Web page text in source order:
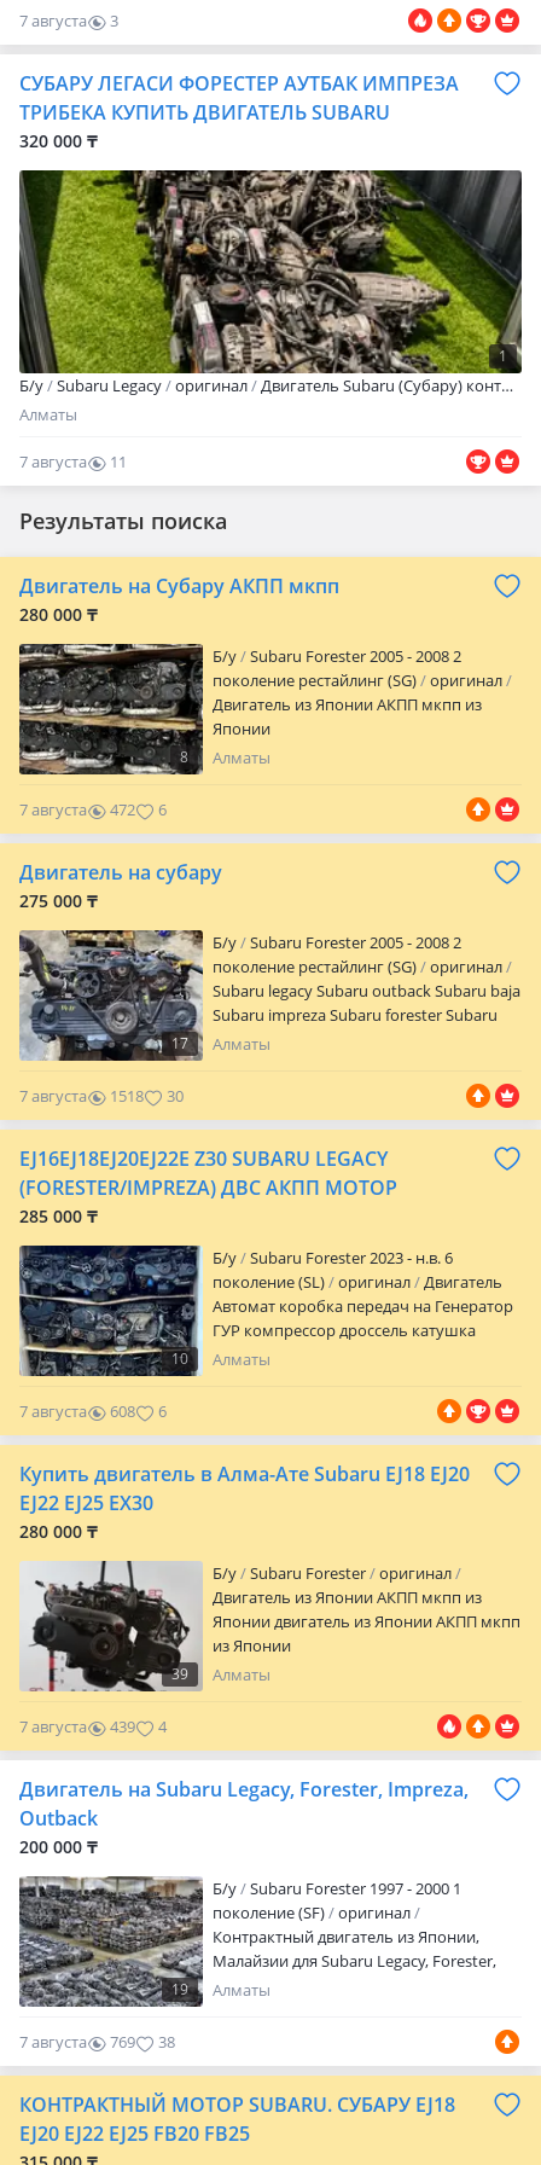
7 августа
3
0
СУБАРУ ЛЕГАСИ ФОРЕСТЕР АУТБАК ИМПРЕЗА
ТРИБЕКА КУПИТЬ ДВИГАТЕЛЬ SUBARU
320 000 ₸
1
Б/y Subaru Legacy оригинал
Двигатель Subaru (Субару) контрактный в наличии от компании RR MOTORS. Предлагаем оригинальные контрактные двигатели, привезённые из Японии и Европы. Все моторы проходят тщательную проверку перед продажей, что позволяет убедиться в их исправности и хорошем техническом состоянии. В наличии бензиновые и турбированные двигатели для различных моделей Subaru: Impreza, Legacy, Outback, Forester, XV, Crosstrek, Levorg, WRX, WRX STI, BRZ, Exiga, Tribeca, Justy, Stella, Pleo, R1, R2, Sambar, Domingo, Vivio, Leone, Alcyone, Baja и многих других. Наши специалисты помогут подобрать двигатель по VIN-коду, номеру кузова или модели автомобиля, чтобы гарантировать полную совместимость. Также в наличии навесное оборудование, автоматические и механические коробки передач, стартеры, генераторы, компрессоры кондиционера, рулевые рейки, редукторы, приводы, дроссельные заслонки, форсунки, ЭБУ, радиаторы и другие оригинальные контрактные запчасти Subaru. Мы предлагаем честные цены, профессиональную консультацию и быструю обработку заказов. Возможна отправка двигателя и других запчастей по Алматы и во все города Казахстана надёжными транспортными компаниями. Перед отправкой предоставляем фотографии и видео товара по запросу. Для удобства покупателей доступны Red, Рассрочка и другие удобные способы оплаты. Работаем как с частными клиентами, так и с автосервисами, магазинами и оптовыми покупателями. RR MOTORS надёжный поставщик контрактных двигателей и автозапчастей. Наш адрес: г. Алматы, ул. Акжайлау, 19Б. Мы ценим доверие клиентов и предлагаем только качественные оригинальные двигатели Subaru с отличным соотношением цены и качества. Большой ассортимент в наличии, регулярные поступления, оперативная отправка по всему Казахстану и индивидуальный подход к каждому клиенту. Обращайтесь в RR MOTORS поможем быстро подобрать двигатель именно для вашего автомобиля.
Алматы
7 августа
11
0
Результаты поиска
Двигатель на Субару АКПП мкпп
280 000 ₸
8
Б/y
Subaru Forester 2005 - 2008 2
поколение рестайлинг (SG)
оригинал
Двигатель из Японии АКПП мкпп из
Японии
Алматы
7 августа 472 6
Двигатель на субару
275 000 ₸
17
Б/y
Subaru Forester 2005 - 2008 2
поколение рестайлинг (SG)
оригинал
Subaru legacy Subaru outback Subaru baja
Subaru impreza Subaru forester Subaru
tribeca
Алматы
7 августа 1518 30
EJ16EJ18EJ20EJ22E Z30 SUBARU LEGACY
(FORESTER/IMPREZA) ДВС АКПП МОТОР
285 000 ₸
10
Б/y
Subaru Forester 2023 - н.в. 6
поколение (SL)
оригинал
Двигатель
Автомат коробка передач на Генератор
ГУР компрессор дроссель катушка
зажигания свечной провод
Алматы
7 августа 608 6
Купить двигатель в Алма-Ате Subaru EJ18 EJ20
EJ22 EJ25 EX30
280 000 ₸
39
Б/y Subaru Forester
оригинал
Двигатель из Японии АКПП мкпп из
Японии двигатель из Японии АКПП мкпп
из Японии
Алматы
7 августа 439 4
Двигатель на Subaru Legacy, Forester, Impreza,
Outback
200 000 ₸
19
Б/y
Subaru Forester 1997 - 2000 1
поколение (SF)
оригинал
Контрактный двигатель из Японии,
Малайзии для Subaru Legacy, Forester,
Outback, Impreza EL 15, E J15, EJ 16, EJ 18,
203, EJ 204, EJ 205, EJ 206, E J208, EJ 20X, EJ
VVTI, EJ 254, EJ 255, 2/4-распредвальный
EZ 30, EZ 36 FB 20, FB 25, FA 24 TURBO В
наличии — на выбор более 1000шт.
Алматы
7 августа 769 38
КОНТРАКТНЫЙ МОТОР SUBARU. СУБАРУ EJ18
EJ20 EJ22 EJ25 FB20 FB25